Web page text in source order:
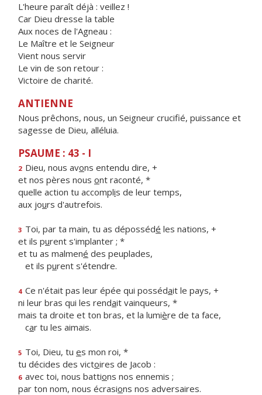
L'heure paraît déjà : veillez !
Car Dieu dresse la table
Aux noces de l'Agneau :
Le Maître et le Seigneur
Vient nous servir
Le vin de son retour :
Victoire de charité.
ANTIENNE
Nous prêchons, nous, un Seigneur crucifié, puissance et
sagesse de Dieu, alléluia.
PSAUME : 43 - I
2 Dieu, nous avons entendu dire, +
et nos pères nous ont raconté, *
quelle action tu accomplis de leur temps,
aux jours d'autrefois.
3 Toi, par ta main, tu as dépossédé les nations, +
et ils purent s'implanter ; *
et tu as malmené des peuplades,
et ils purent s'étendre.
4 Ce n'était pas leur épée qui possédait le pays, +
ni leur bras qui les rendait vainqueurs, *
mais ta droite et ton bras, et la lumière de ta face,
car tu les aimais.
5 Toi, Dieu, tu es mon roi, *
tu décides des victoires de Jacob :
6 avec toi, nous battions nos ennemis ;
par ton nom, nous écrasions nos adversaires.